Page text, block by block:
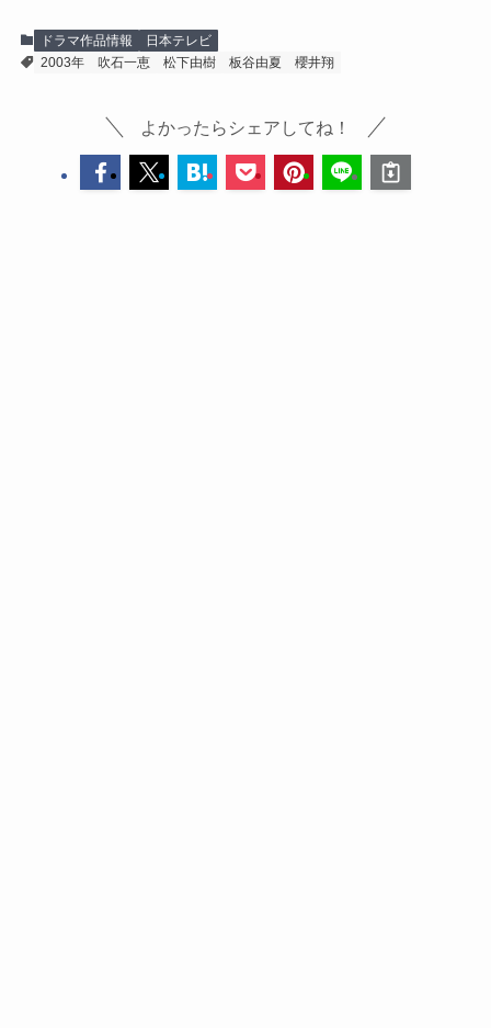
ドラマ作品情報
日本テレビ
2003年
吹石一恵 松下由樹 板谷由夏 櫻井翔
よかったらシェアしてね！